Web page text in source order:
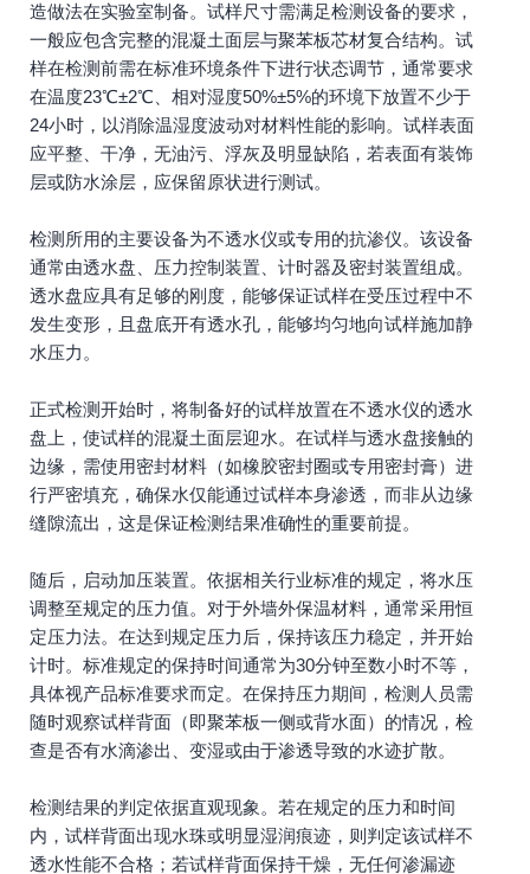
造做法在实验室制备。试样尺寸需满足检测设备的要求，
一般应包含完整的混凝土面层与聚苯板芯材复合结构。试
样在检测前需在标准环境条件下进行状态调节，通常要求
在温度23℃±2℃、相对湿度50%±5%的环境下放置不少于
24小时，以消除温湿度波动对材料性能的影响。试样表面
应平整、干净，无油污、浮灰及明显缺陷，若表面有装饰
层或防水涂层，应保留原状进行测试。
检测所用的主要设备为不透水仪或专用的抗渗仪。该设备
通常由透水盘、压力控制装置、计时器及密封装置组成。
透水盘应具有足够的刚度，能够保证试样在受压过程中不
发生变形，且盘底开有透水孔，能够均匀地向试样施加静
水压力。
正式检测开始时，将制备好的试样放置在不透水仪的透水
盘上，使试样的混凝土面层迎水。在试样与透水盘接触的
边缘，需使用密封材料（如橡胶密封圈或专用密封膏）进
行严密填充，确保水仅能通过试样本身渗透，而非从边缘
缝隙流出，这是保证检测结果准确性的重要前提。
随后，启动加压装置。依据相关行业标准的规定，将水压
调整至规定的压力值。对于外墙外保温材料，通常采用恒
定压力法。在达到规定压力后，保持该压力稳定，并开始
计时。标准规定的保持时间通常为30分钟至数小时不等，
具体视产品标准要求而定。在保持压力期间，检测人员需
随时观察试样背面（即聚苯板一侧或背水面）的情况，检
查是否有水滴渗出、变湿或由于渗透导致的水迹扩散。
检测结果的判定依据直观现象。若在规定的压力和时间
内，试样背面出现水珠或明显湿润痕迹，则判定该试样不
透水性能不合格；若试样背面保持干燥，无任何渗漏迹